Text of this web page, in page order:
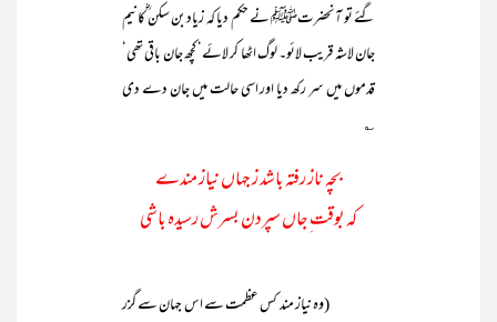
گئے تو آنحضرتﷺ نے حکم دیا کہ زیاد بن سکن ؓکا نیم
جان لاشہ قریب لائو۔ لوگ اٹھا کر لائے‘ کچھ جان باقی تھی‘
قدموں میں سر رکھ دیا اور اسی حالت میں جان دے دی
؎
بچہ ناز رفتہ باشد ز جہاں نیاز مندے
کہ بوقت ِجاں سپردن بسرش رسیدہ باشی
(وہ نیاز مند کس عظمت سے اس جہان سے گزر